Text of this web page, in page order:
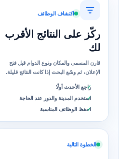
اكتشاف الوظائف
ركّز على النتائج الأقرب
لك
قارن المسمى والمكان ونوع الدوام قبل فتح
الإعلان، ثم وسّع البحث إذا كانت النتائج قليلة.
راجع الأحدث أولًا
استخدم المدينة والدور عند الحاجة
احفظ الوظائف المناسبة
الخطوة التالية